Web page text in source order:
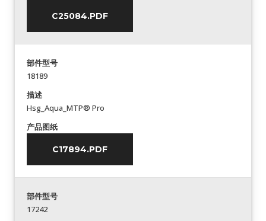
C25084.PDF
部件型号
18189
描述
Hsg_Aqua_MTP® Pro
产品图纸
C17894.PDF
部件型号
17242